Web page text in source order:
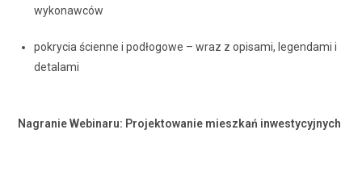
wykonawców
pokrycia ścienne i podłogowe – wraz z opisami, legendami i
detalami
Nagranie Webinaru: Projektowanie mieszkań inwestycyjnych